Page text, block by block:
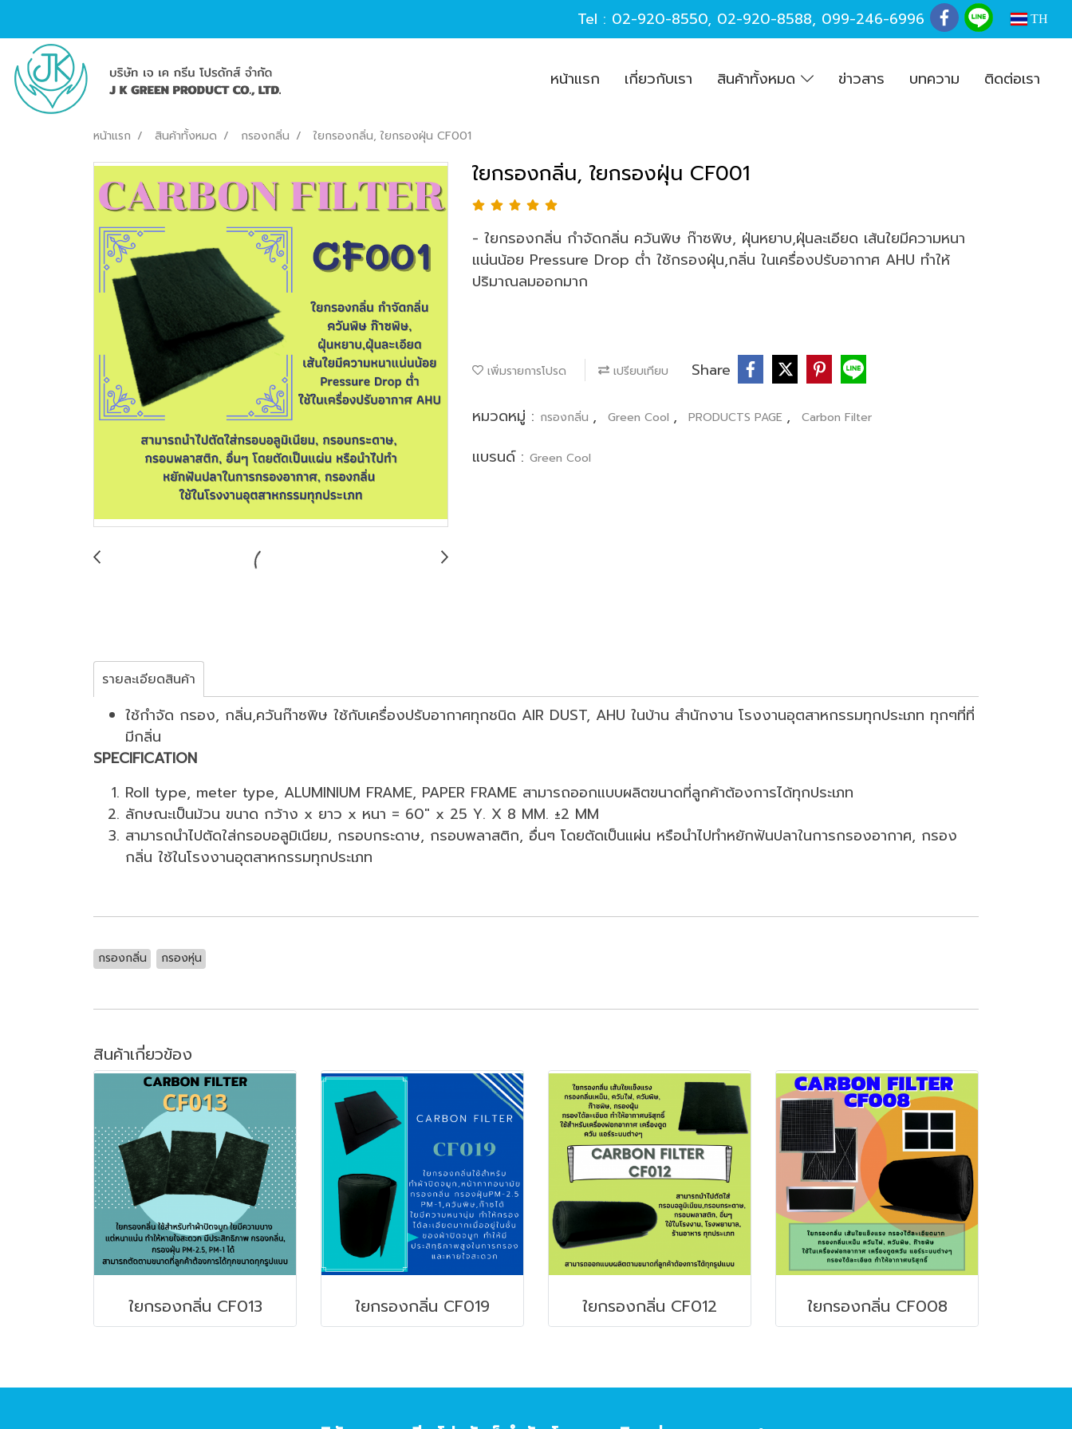
Tel : 02-920-8550, 02-920-8588, 099-246-6996 TH
หน้าแรก เกี่ยวกับเรา สินค้าทั้งหมด ข่าวสาร บทความ ติดต่อเรา
หน้าแรก สินค้าทั้งหมด กรองกลิ่น ใยกรองกลิ่น, ใยกรองฝุ่น CF001
ใยกรองกลิ่น, ใยกรองฝุ่น CF001
- ใยกรองกลิ่น กำจัดกลิ่น ควันพิษ ก๊าซพิษ, ฝุ่นหยาบ,ฝุ่นละเอียด เส้นใยมีความหนา
แน่นน้อย Pressure Drop ต่ำ ใช้กรองฝุ่น,กลิ่น ในเครื่องปรับอากาศ AHU ทำให้
ปริมาณลมออกมาก
เพิ่มรายการโปรด เปรียบเทียบ Share
หมวดหมู่ : กรองกลิ่น , Green Cool , PRODUCTS PAGE , Carbon Filter
แบรนด์ : Green Cool
รายละเอียดสินค้า
ใช้กำจัด กรอง, กลิ่น,ควันก๊าซพิษ ใช้กับเครื่องปรับอากาศทุกชนิด AIR DUST, AHU ในบ้าน สำนักงาน โรงงานอุตสาหกรรมทุกประเภท ทุกๆที่ที่
มีกลิ่น
SPECIFICATION
Roll type, meter type, ALUMINIUM FRAME, PAPER FRAME สามารถออกแบบผลิตขนาดที่ลูกค้าต้องการได้ทุกประเภท
ลักษณะเป็นม้วน ขนาด กว้าง x ยาว x หนา = 60" x 25 Y. X 8 MM. ±2 MM
สามารถนำไปตัดใส่กรอบอลูมิเนียม, กรอบกระดาษ, กรอบพลาสติก, อื่นๆ โดยตัดเป็นแผ่น หรือนำไปทำหยักฟันปลาในการกรองอากาศ, กรอง
กลิ่น ใช้ในโรงงานอุตสาหกรรมทุกประเภท
กรองกลิ่น กรองหุ่น
สินค้าเกี่ยวข้อง
ใยกรองกลิ่น CF013 ใยกรองกลิ่น CF019 ใยกรองกลิ่น CF012 ใยกรองกลิ่น CF008